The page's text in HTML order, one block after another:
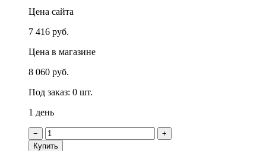
Цена сайта
7 416 руб.
Цена в магазине
8 060 руб.
Под заказ: 0 шт.
1 день
−
+
Купить